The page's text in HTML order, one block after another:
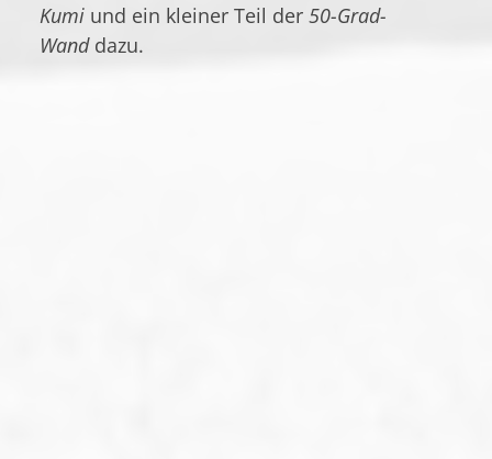
Kumi und ein kleiner Teil der 50-Grad-
Wanddazu.